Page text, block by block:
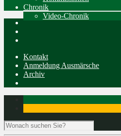
Chronik
Video-Chronik
Kontakt
Anmeldung Ausmärsche
Archiv